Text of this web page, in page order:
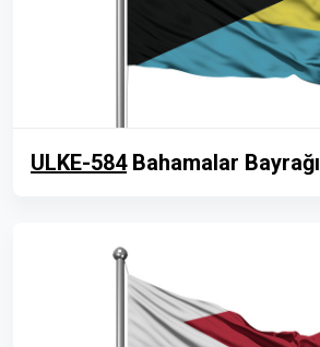
ULKE-584Bahamalar Bayrağı